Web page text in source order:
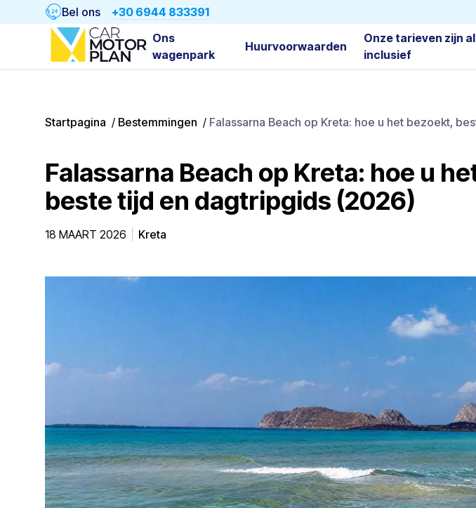
Bel ons +30 6944 833391
Ons
wagenpark
Huurvoorwaarden
Onze tarieven zijn
inclusief
Startpagina / Bestemmingen / Falassarna Beach op Kreta: hoe u het bezoekt,
Falassarna Beach op Kreta: hoe u
beste tijd en dagtripgids (2026)
18 MAART 2026 Kreta